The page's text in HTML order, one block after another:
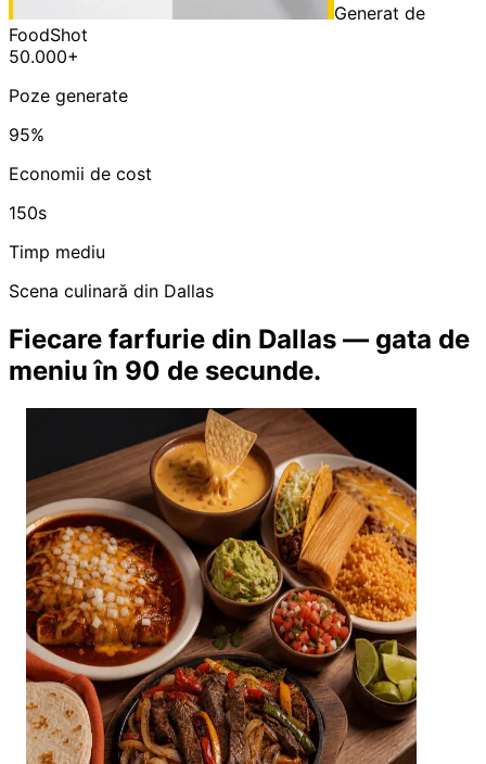
Generat de
FoodShot
50.000+
Poze generate
95%
Economii de cost
150s
Timp mediu
Scena culinară din Dallas
Fiecare farfurie din Dallas — gata de
meniu în 90 de secunde.